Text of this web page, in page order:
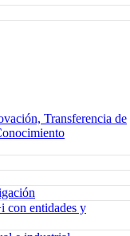
Transferencia de
con entidades y